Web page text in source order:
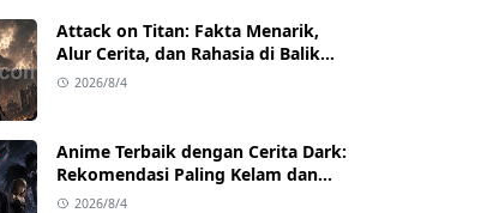
Attack on Titan: Fakta Menarik,
Alur Cerita, dan Rahasia di Balik
Kesuksesannya
2026/8/4
Anime Terbaik dengan Cerita Dark:
Rekomendasi Paling Kelam dan
Mind-Blowing
2026/8/4